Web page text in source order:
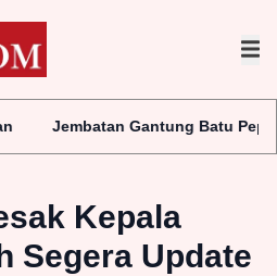
Batu Pepe Rp10 Miliar
Kepala
Segera Update